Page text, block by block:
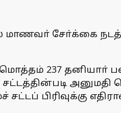
மாணவா் சோ்க்கை
மொத்தம் 237 தனியாா்
அனுமதி
பிரிவுக்கு